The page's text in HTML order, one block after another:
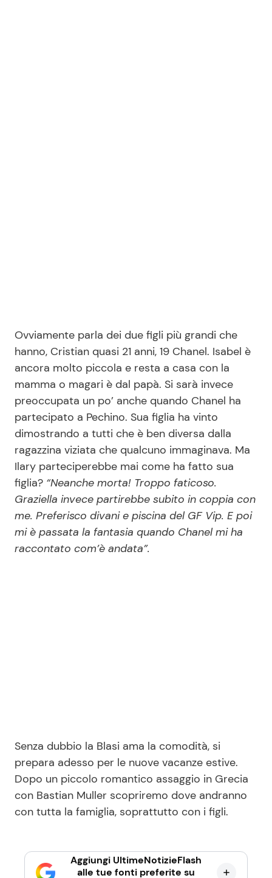
Ovviamente parla dei due figli più grandi che
hanno, Cristian quasi 21 anni, 19 Chanel. Isabel è
ancora molto piccola e resta a casa con la
mamma o magari è dal papà. Si sarà invece
preoccupata un po’ anche quando Chanel ha
partecipato a Pechino. Sua figlia ha vinto
dimostrando a tutti che è ben diversa dalla
ragazzina viziata che qualcuno immaginava. Ma
Ilary parteciperebbe mai come ha fatto sua
figlia? “Neanche morta! Troppo faticoso.
Graziella invece partirebbe subito in coppia con
me. Preferisco divani e piscina del GF Vip. E poi
mi è passata la fantasia quando Chanel mi ha
raccontato com’è andata”.
Senza dubbio la Blasi ama la comodità, si
prepara adesso per le nuove vacanze estive.
Dopo un piccolo romantico assaggio in Grecia
con Bastian Muller scopriremo dove andranno
con tutta la famiglia, soprattutto con i figli.
Aggiungi UltimeNotizieFlash
alle tue fonti preferite su